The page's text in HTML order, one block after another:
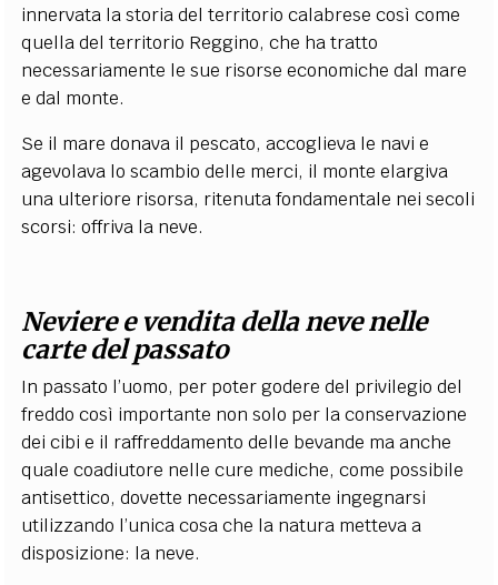
innervata la storia del territorio calabrese così come
quella del territorio Reggino, che ha tratto
necessariamente le sue risorse economiche dal mare
e dal monte.
Se il mare donava il pescato, accoglieva le navi e
agevolava lo scambio delle merci, il monte elargiva
una ulteriore risorsa, ritenuta fondamentale nei secoli
scorsi: offriva la neve.
Neviere e vendita della neve nelle
carte del passato
In passato l’uomo, per poter godere del privilegio del
freddo così importante non solo per la conservazione
dei cibi e il raffreddamento delle bevande ma anche
quale coadiutore nelle cure mediche, come possibile
antisettico, dovette necessariamente ingegnarsi
utilizzando l’unica cosa che la natura metteva a
disposizione: la neve.